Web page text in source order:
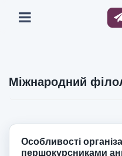
Міжнародний
Особливості
першокурсниками